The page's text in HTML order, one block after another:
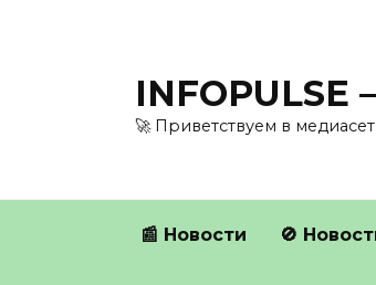
🚀 Приветствуем в
📰 Новости 🚫